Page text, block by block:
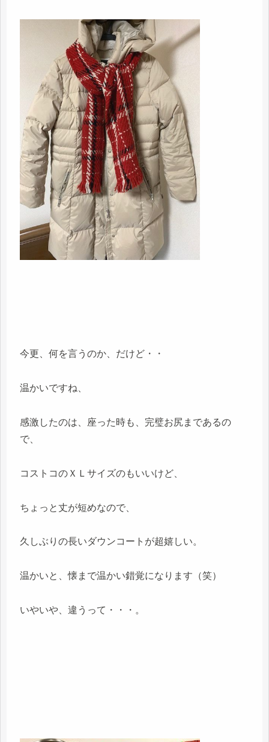
今更、何を言うのか、だけど・・
温かいですね、
感激したのは、座った時も、完璧お尻まであるの
で、
コストコのＸＬサイズのもいいけど、
ちょっと丈が短めなので、
久しぶりの長いダウンコートが超嬉しい。
温かいと、懐まで温かい錯覚になります（笑）
いやいや、違うって・・・。